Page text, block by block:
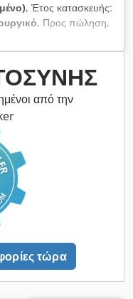
, Έτος κατασκευής:
, Προς πώληση,
Altendorf F 45,
για βιομηχανική
ακριβή κατασκευή του,
πρότυπα
έλεγχο,
και κλίση, είναι
ξυλουργικής,
διακόσμησης.
Altendorf Τύπος: F45
5,5 kW Τάση: 380
στα δεξιά
πριονόδισκου:
για κοπή
Μοτοριζέ ρυθμιζόμενη
ένδειξη για
Ακριβής
από την
τώρα